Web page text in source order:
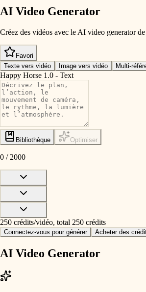
AI Video Generator
Créez des vidéos avec le AI video generator
Favori
Texte vers vidéo
Image vers vidéo Multi-
Happy Horse 1.0 - Text
Bibliothèque Optimiser
0 / 2000
250 crédits/vidéo, total 250 crédits
Connectez-vous pour générer Acheter des
AI Video Generator